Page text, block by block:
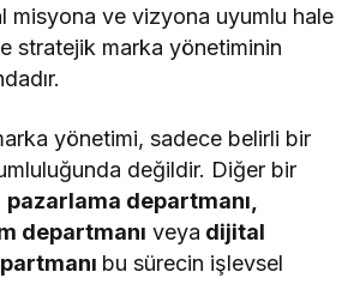
misyona ve vizyona uyumlu hale
stratejik marka yönetiminin
yönetimi, sadece belirli bir
değildir. Diğer bir
pazarlama departmanı,
departmanı veya dijital
bu sürecin işlevsel